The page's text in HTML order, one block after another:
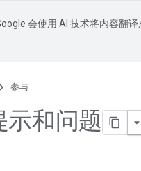
会使用 AI 技术将内容翻
参与
示和问题